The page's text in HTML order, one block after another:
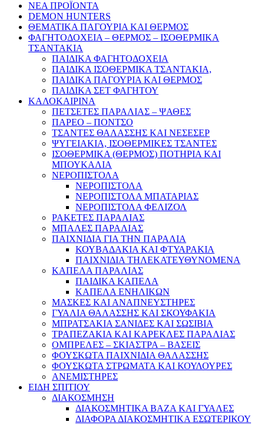
ΝΕΑ ΠΡΟΪΟΝΤΑ
DEMON HUNTERS
ΘΕΜΑΤΙΚΑ ΠΑΓΟΥΡΙΑ ΚΑΙ ΘΕΡΜΟΣ
ΦΑΓΗΤΟΔΟΧΕΙΑ – ΘΕΡΜΟΣ – ΙΣΟΘΕΡΜΙΚΑ
ΤΣΑΝΤΑΚΙΑ
ΠΑΙΔΙΚΑ ΦΑΓΗΤΟΔΟΧΕΙΑ
ΠΑΙΔΙΚΑ ΙΣΟΘΕΡΜΙΚΑ ΤΣΑΝΤΑΚΙΑ,
ΠΑΙΔΙΚΑ ΠΑΓΟΥΡΙΑ ΚΑΙ ΘΕΡΜΟΣ
ΠΑΙΔΙΚΑ ΣΕΤ ΦΑΓΗΤΟΥ
ΚΑΛΟΚΑΙΡΙΝΑ
ΠΕΤΣΕΤΕΣ ΠΑΡΑΛΙΑΣ – ΨΑΘΕΣ
ΠΑΡΕΟ – ΠΟΝΤΣΟ
ΤΣΑΝΤΕΣ ΘΑΛΑΣΣΗΣ ΚΑΙ ΝΕΣΕΣΕΡ
ΨΥΓΕΙΑΚΙΑ, ΙΣΟΘΕΡΜΙΚΕΣ ΤΣΑΝΤΕΣ
ΙΣΟΘΕΡΜΙΚΑ (ΘΕΡΜΟΣ) ΠΟΤΗΡΙΑ ΚΑΙ
ΜΠΟΥΚΑΛΙΑ
ΝΕΡΟΠΙΣΤΟΛΑ
ΝΕΡΟΠΙΣΤΟΛΑ
ΝΕΡΟΠΙΣΤΟΛΑ ΜΠΑΤΑΡΙΑΣ
ΝΕΡΟΠΙΣΤΟΛΑ ΦΕΛΙΖΟΛ
ΡΑΚΕΤΕΣ ΠΑΡΑΛΙΑΣ
ΜΠΑΛΕΣ ΠΑΡΑΛΙΑΣ
ΠΑΙΧΝΙΔΙΑ ΓΙΑ ΤΗΝ ΠΑΡΑΛΙΑ
ΚΟΥΒΑΔΑΚΙΑ ΚΑΙ ΦΤΥΑΡΑΚΙΑ
ΠΑΙΧΝΙΔΙΑ ΤΗΛΕΚΑΤΕΥΘΥΝΟΜΕΝΑ
ΚΑΠΕΛΑ ΠΑΡΑΛΙΑΣ
ΠΑΙΔΙΚΑ ΚΑΠΕΛΑ
ΚΑΠΕΛΑ ΕΝΗΛΙΚΩΝ
ΜΑΣΚΕΣ ΚΑΙ ΑΝΑΠΝΕΥΣΤΗΡΕΣ
ΓΥΑΛΙΑ ΘΑΛΑΣΣΗΣ ΚΑΙ ΣΚΟΥΦΑΚΙΑ
ΜΠΡΑΤΣΑΚΙΑ ΣΑΝΙΔΕΣ ΚΑΙ ΣΩΣΙΒΙΑ
ΤΡΑΠΕΖΑΚΙΑ ΚΑΙ ΚΑΡΕΚΛΕΣ ΠΑΡΑΛΙΑΣ
ΟΜΠΡΕΛΕΣ – ΣΚΙΑΣΤΡΑ – ΒΑΣΕΙΣ
ΦΟΥΣΚΩΤΑ ΠΑΙΧΝΙΔΙΑ ΘΑΛΑΣΣΗΣ
ΦΟΥΣΚΩΤΑ ΣΤΡΩΜΑΤΑ ΚΑΙ ΚΟΥΛΟΥΡΕΣ
ΑΝΕΜΙΣΤΗΡΕΣ
ΕΙΔΗ ΣΠΙΤΙΟΥ
ΔΙΑΚΟΣΜΗΣΗ
ΔΙΑΚΟΣΜΗΤΙΚΑ ΒΑΖΑ ΚΑΙ ΓΥΑΛΕΣ
ΔΙΑΦΟΡΑ ΔΙΑΚΟΣΜΗΤΙΚΑ ΕΣΩΤΕΡΙΚΟΥ